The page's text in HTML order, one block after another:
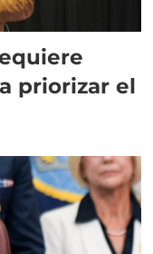
priorizar el